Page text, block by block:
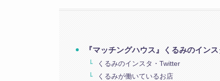
『マッチングハウス』くるみのイン
くるみのインスタ・Twitter
くるみが働いているお店